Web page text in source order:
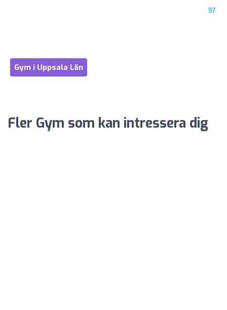
97
Gym i Uppsala Län
Fler Gym som kan intressera dig